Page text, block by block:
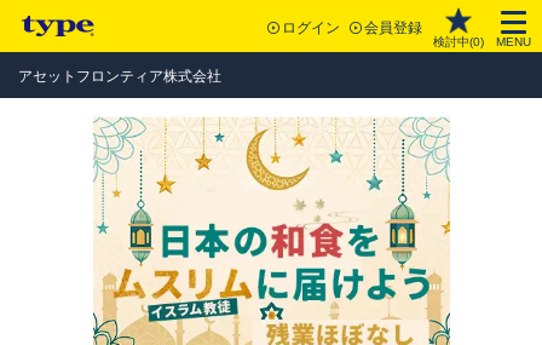
ログイン 会員登録
検討中(0) MENU
アセットフロンティア株式会社